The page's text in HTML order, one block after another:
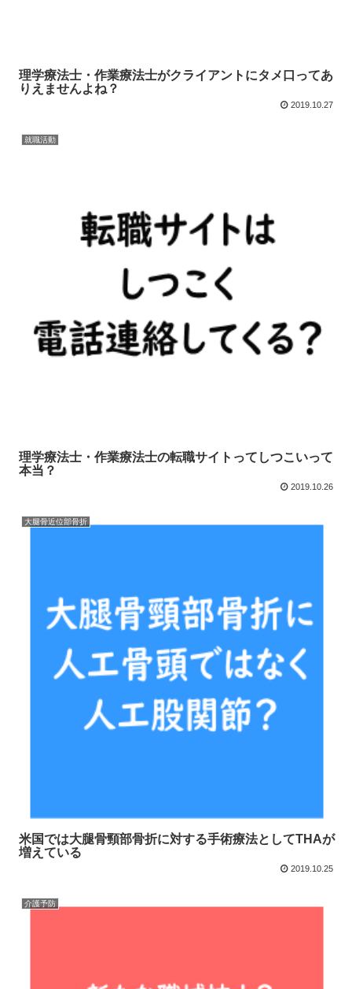
理学療法士・作業療法士がクライアントにタメ口ってあ
りえませんよね？
2019.10.27
就職活動
理学療法士・作業療法士の転職サイトってしつこいって
本当？
2019.10.26
大腿骨近位部骨折
米国では大腿骨頸部骨折に対する手術療法としてTHAが
増えている
2019.10.25
介護予防